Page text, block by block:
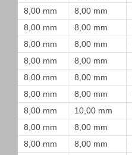
8,00 mm
8,00 mm
8,00 mm
8,00 mm
8,00 mm
8,00 mm
8,00 mm
8,00 mm
8,00 mm
8,00 mm
8,00 mm
8,00 mm
8,00 mm
10,00 mm
8,00 mm
8,00 mm
8,00 mm
8,00 mm